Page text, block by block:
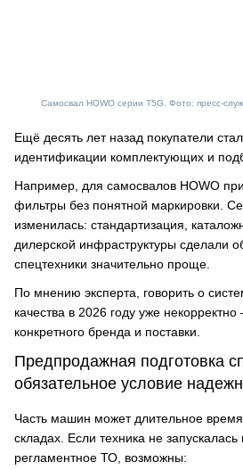
Самосвал HOWO серии T5G. Фото: пресс-
Ещё десять лет назад покупатели
идентификации комплектующих и
Например, для самосвалов HOWO
фильтры без понятной маркировки.
изменилась: стандартизация,
дилерской инфраструктуры сделали
спецтехники значительно проще.
По мнению эксперта, говорить о
качества в 2026 году уже
конкретного бренда и поставки.
Предпродажная подготовка
обязательное условие
Часть машин может длительное время
складах. Если техника не
регламентное ТО, возможны: